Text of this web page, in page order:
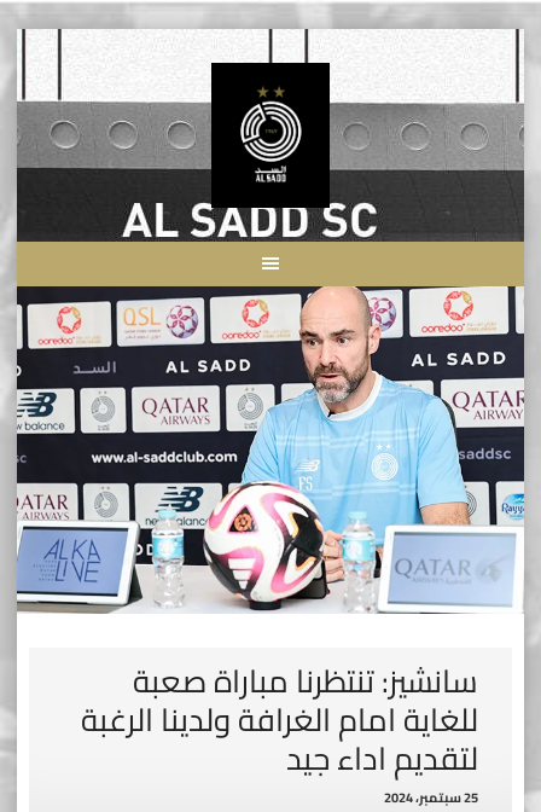
content
سانشيز: تنتظرنا مباراة صعبة
للغاية امام الغرافة ولدينا الرغبة
لتقديم اداء جيد
25 سبتمبر، 2024